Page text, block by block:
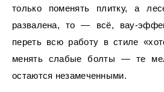
только поменять плитку, а
развалена, то — всё, вау-
переть всю работу в стиле
менять слабые болты — те
остаются незамеченными.